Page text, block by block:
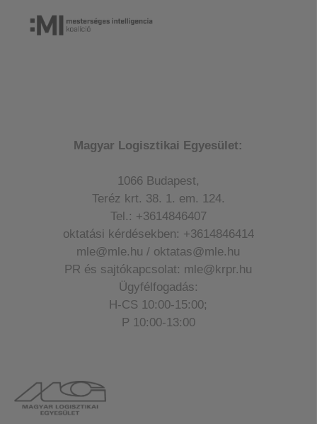
Magyar Logisztikai Egyesület:
1066 Budapest,
Teréz krt. 38. 1. em. 124.
Tel.: +3614846407
oktatási kérdésekben: +3614846414
mle@mle.hu / oktatas@mle.hu
PR és sajtókapcsolat: mle@krpr.hu
Ügyfélfogadás:
H-CS 10:00-15:00;
P 10:00-13:00